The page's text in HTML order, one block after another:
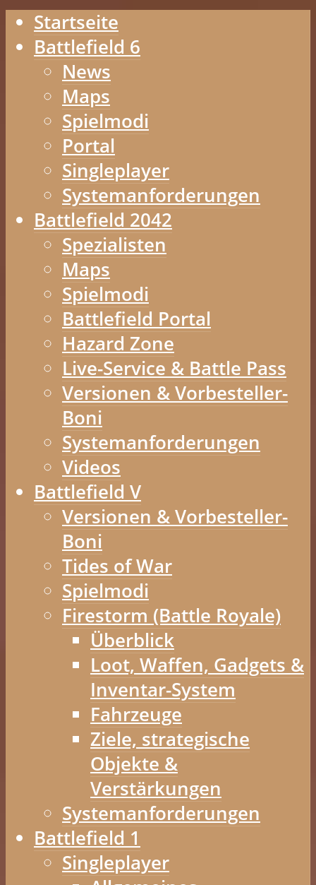
Startseite
Battlefield 6
News
Maps
Spielmodi
Portal
Singleplayer
Systemanforderungen
Battlefield 2042
Spezialisten
Maps
Spielmodi
Battlefield Portal
Hazard Zone
Live-Service & Battle Pass
Versionen & Vorbesteller-
Boni
Systemanforderungen
Videos
Battlefield V
Versionen & Vorbesteller-
Boni
Tides of War
Spielmodi
Firestorm (Battle Royale)
Überblick
Loot, Waffen, Gadgets &
Inventar-System
Fahrzeuge
Ziele, strategische
Objekte &
Verstärkungen
Systemanforderungen
Battlefield 1
Singleplayer